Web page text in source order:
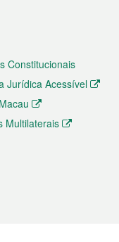
Constitucionais
Jurídica Acessível
Multilaterais